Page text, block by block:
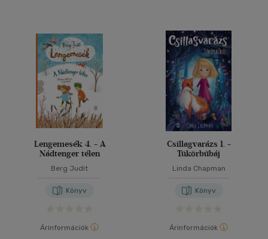
Lengemesék 4. - A
Nádtenger télen
Berg Judit
Könyv
Árinformációk
Csillagvarázs 1. -
Tükörbűbáj
Linda Chapman
Könyv
Árinformációk